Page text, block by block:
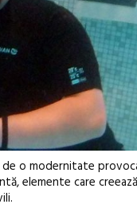
de o modernitate
elemente care